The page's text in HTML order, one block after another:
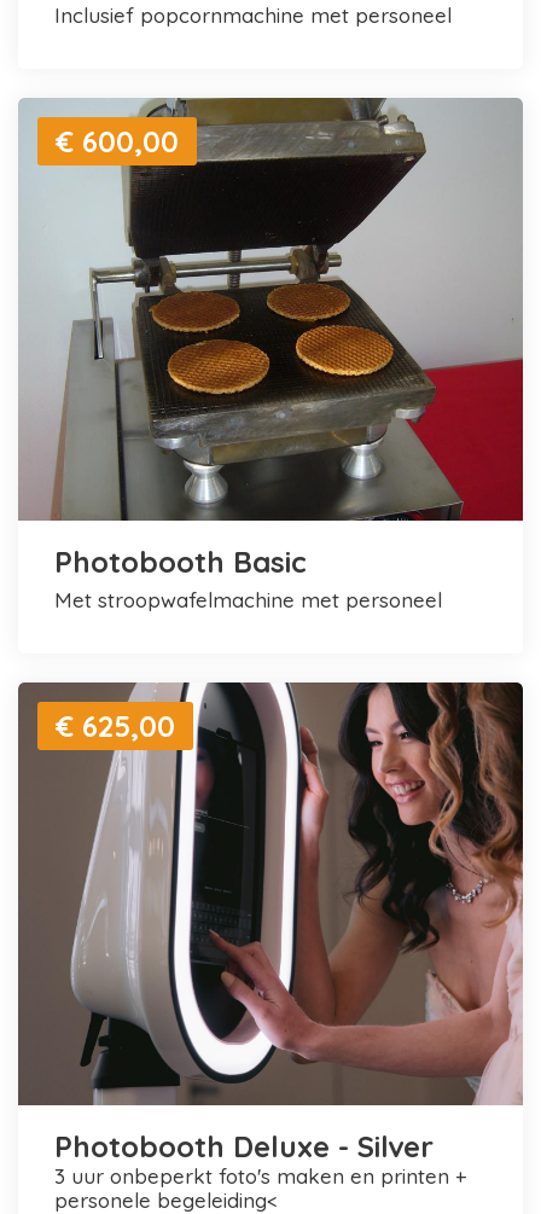
inclusief popcornmachine met personeel
€ 600,00
Photobooth Basic
met stroopwafelmachine met personeel
€ 625,00
Photobooth Deluxe - Silver
3 uur onbeperkt foto's maken en printen +
personele begeleiding<